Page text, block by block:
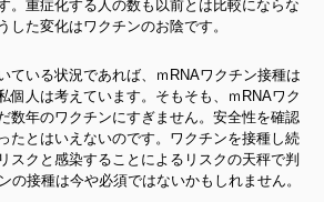
。重症化する人の数も以前とは比較にならな
した変化はワクチンのお陰です。
ている状況であれば、ｍRNAワクチン接種は
個人は考えています。そもそも、ｍRNAワク
数年のワクチンにすぎません。安全性を確認
たとはいえないのです。ワクチンを接種し続
スクと感染することによるリスクの天秤で判
の接種は今や必須ではないかもしれません。